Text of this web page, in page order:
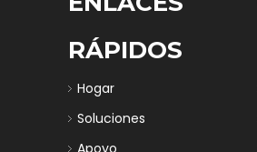
RÁPIDOS
Hogar
Soluciones
Apoyo